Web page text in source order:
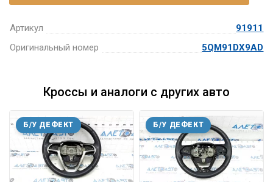
Артикул
91911
Оригинальный номер
5QM91DX9AD
Кроссы и аналоги с других авто
Б/У ДЕФЕКТ Б/У ДЕФЕКТ